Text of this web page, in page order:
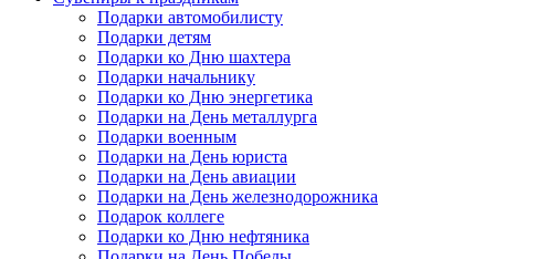
Подарки автомобилисту
Подарки детям
Подарки ко Дню шахтера
Подарки начальнику
Подарки ко Дню энергетика
Подарки на День металлурга
Подарки военным
Подарки на День юриста
Подарки на День авиации
Подарки на День железнодорожника
Подарок коллеге
Подарки ко Дню нефтяника